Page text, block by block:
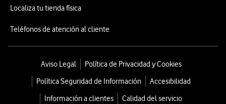
Localiza tu tienda física
Teléfonos de atención al cliente
Aviso Legal
Política de Privacidad y Cookies
Política Seguridad de Información
Accesibilidad
Información a clientes
Calidad del servicio